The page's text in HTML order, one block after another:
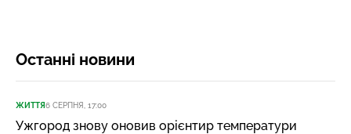
Останні новини
ЖИТТЯ6 СЕРПНЯ, 17:00
Ужгород знову оновив орієнтир температури